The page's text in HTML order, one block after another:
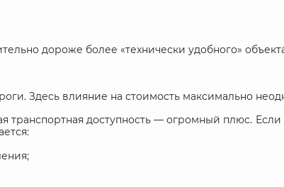
дороже более «технически удобного»
Здесь влияние на стоимость максимально
транспортная доступность — огромный плюс.